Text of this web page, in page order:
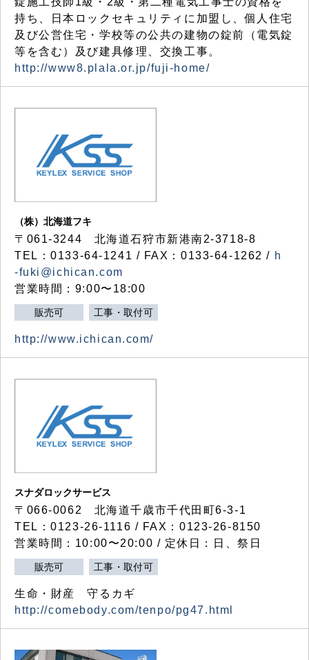
持ち、日本ロックセキュリティに加盟し、個人住宅
及び公営住宅・学校等の公共の建物の錠前（電気錠
等を含む）及び建具修理、交換工事。
http://www8.plala.or.jp/fuji-home/
（株）北海道フキ
〒061-3244 北海道石狩市新港南2-3718-8
TEL：0133-64-1241 / FAX：0133-64-1262 / h
-fuki@ichican.com
営業時間：9:00〜18:00
販売可 工事・取付可
http://www.ichican.com/
スナダロックサービス
〒066-0062 北海道千歳市千代田町6-3-1
TEL：0123-26-1116 / FAX：0123-26-8150
営業時間：10:00〜20:00 / 定休日：日、祭日
販売可 工事・取付可
生命・財産 守るカギ
http://comebody.com/tenpo/pg47.html